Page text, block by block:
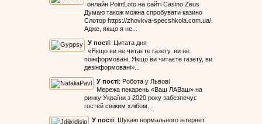
онлайн PointLoto на сайті Casino Zeus
Думаю також можна спробувати казино
Слотор https://zhovkva-specshkola.com.ua/.
Адже, якщо я не...
У пості: Цитата дня
«Якщо ви не читаєте газету, ви не
поінформовані. Якщо ви читаєте газету, ви
дезінформовані»...
У пості: Робота у Львові
Мережа пекарень «Ваш ЛАВаш» на
ринку України з 2020 року забезпечує
гостей свіжим хлібом...
У пості: Шукаю нормального інтернет